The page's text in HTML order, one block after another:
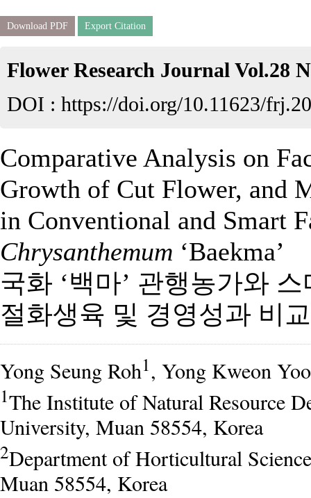
Download PDF Export Citation
Flower Research Journal Vol.28
DOI : https://doi.org/10.11623/
Comparative Analysis on
Growth of Cut Flower, and
in Conventional and Smart
Chrysanthemum ‘Baekma’
국화 ‘백마’ 관행농가와
절화생육 및 경영성과 비
Yong Seung Roh1, Yong Kweon Yoo
1The Institute of Natural Resource
University, Muan 58554, Korea
2Department of Horticultural
Muan 58554, Korea